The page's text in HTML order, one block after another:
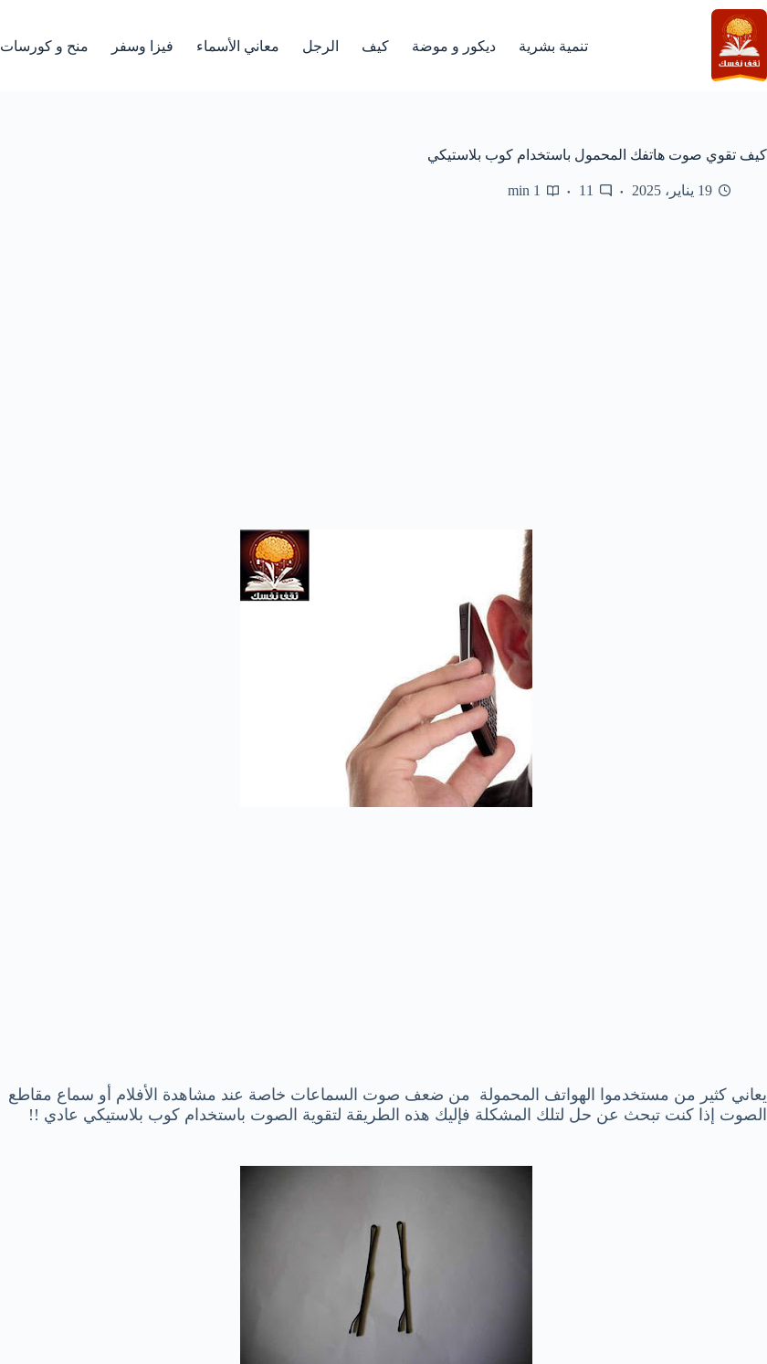
التجاوز
إلى
المحتوى
تنمية بشرية ديكور و موضة كيف الرجل معاني الأسماء فيزا وسفر منح و كورسات
كيف تقوي صوت هاتفك المحمول باستخدام كوب بلاستيكي
19 يناير، 2025 11
1 min
يعاني كثير من مستخدموا الهواتف المحمولة من ضعف صوت السماعات خاصة عند مشاهدة الأفلام أو سماع مقاطع
الصوت إذا كنت تبحث عن حل لتلك المشكلة فإليك هذه الطريقة لتقوية الصوت باستخدام كوب بلاستيكي عادي !!